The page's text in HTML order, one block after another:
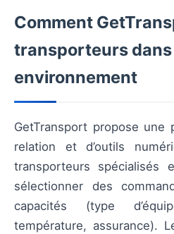
Comment
transporteurs
environnement
GetTransport propose une
relation et d’outils
transporteurs spécialisés
sélectionner des
capacités (type
température, assurance).